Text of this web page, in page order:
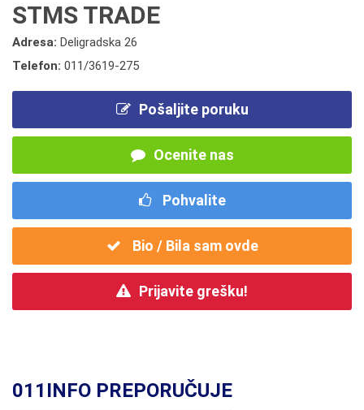
STMS TRADE
Adresa: Deligradska 26
Telefon: 011/3619-275
Pošaljite poruku
Ocenite nas
Pohvalite
Bio / Bila sam ovde
Prijavite grešku!
011INFO PREPORUČUJE